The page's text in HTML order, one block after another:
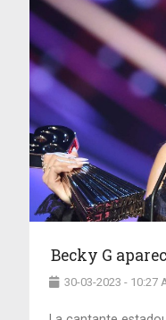
Becky G
30-03-2023 - 10:27